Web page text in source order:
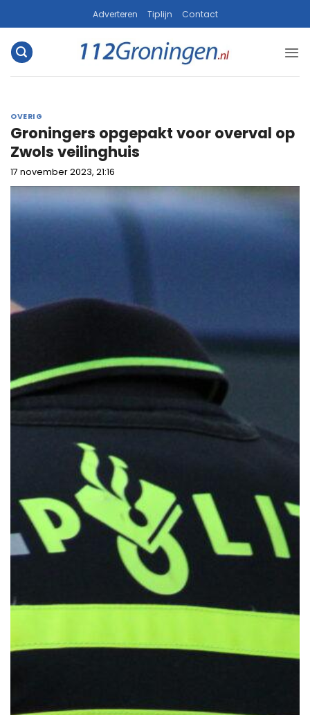
naar
inhoud
Adverteren Tiplijn Contact
OVERIG
Groningers opgepakt voor overval op
Zwols veilinghuis
17 november 2023, 21:16